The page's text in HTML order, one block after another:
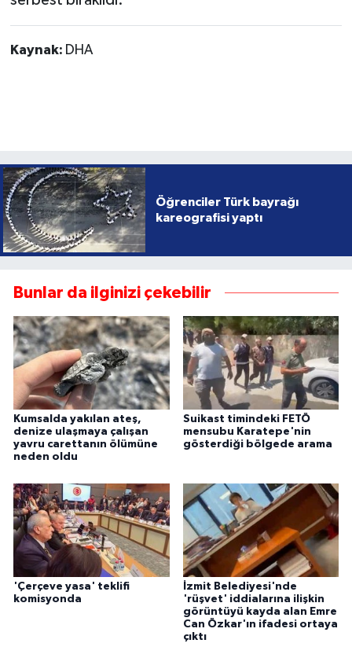
Kaynak: DHA
Öğrenciler Türk bayrağı
kareografisi yaptı
Bunlar da ilginizi çekebilir
Kumsalda yakılan ateş,
denize ulaşmaya çalışan
yavru carettanın ölümüne
neden oldu
Suikast timindeki FETÖ
mensubu Karatepe'nin
gösterdiği bölgede arama
'Çerçeve yasa' teklifi
komisyonda
İzmit Belediyesi'nde
'rüşvet' iddialarına ilişkin
görüntüyü kayda alan Emre
Can Özkar'ın ifadesi ortaya
çıktı